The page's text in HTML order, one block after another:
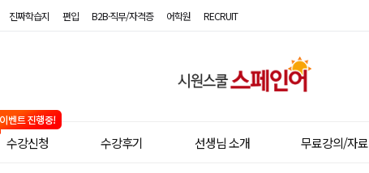
진짜학습지 편입 B2B·직무/자격증 어학원 RECRUIT
수강신청 수강후기 선생님 소개 무료강의/자료